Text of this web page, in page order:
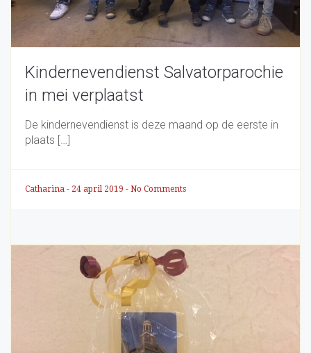
Kindernevendienst Salvatorparochie
in mei verplaatst
De kindernevendienst is deze maand op de eerste in
plaats […]
Catharina - 24 april 2019 - No Comments